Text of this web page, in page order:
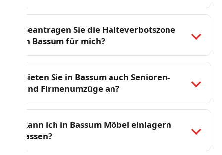
Beantragen Sie die Halteverbotszone
in Bassum für mich?
Bieten Sie in Bassum auch Senioren-
und Firmenumzüge an?
Kann ich in Bassum Möbel einlagern
lassen?